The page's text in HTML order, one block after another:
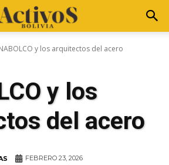
y los arquitectos del acero
y los
del acero
FEBRERO 23, 2026